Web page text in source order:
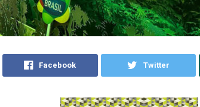
Facebook Twitter